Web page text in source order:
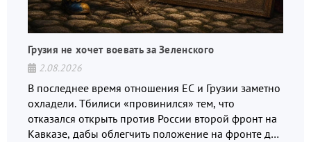
Грузия не хочет воевать за Зеленского
2.08.2026
В последнее время отношения ЕС и Грузии заметно
охладели. Тбилиси «провинился» тем, что
отказался открыть против России второй фронт на
Кавказе, дабы облегчить положение на фронте для